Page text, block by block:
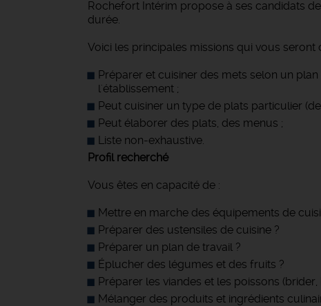
Rochefort Intérim propose à ses candidats
durée.
Voici les principales missions qui vous seront
Préparer et cuisiner des mets selon un
l'établissement ;
Peut cuisiner un type de plats particulier
Peut élaborer des plats, des menus ;
Liste non-exhaustive.
Profil recherché
Vous êtes en capacité de :
Mettre en marche des équipements de
Préparer des ustensiles de cuisine ?
Préparer un plan de travail ?
Éplucher des légumes et des fruits ?
Préparer les viandes et les poissons
Mélanger des produits et ingrédients